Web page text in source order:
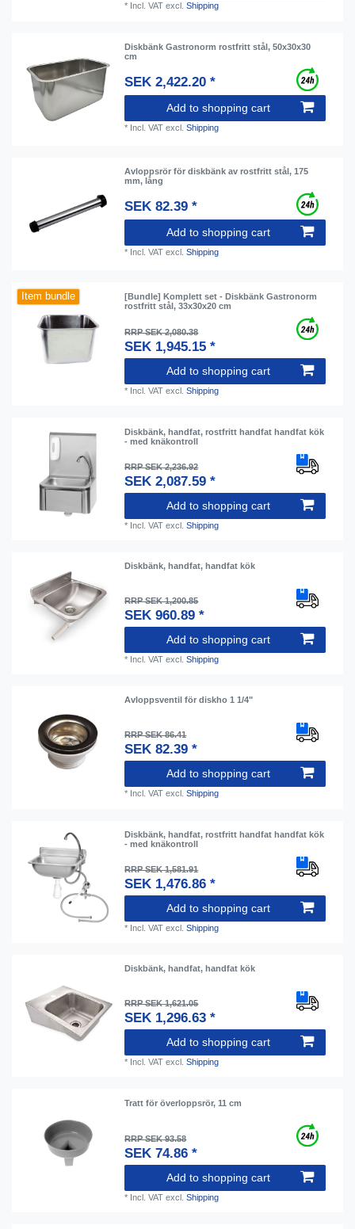
* Incl. VAT excl.Shipping
Diskbänk Gastronorm rostfritt stål, 50x30x30
cm
SEK 2,422.20 *
Add to shopping cart
* Incl. VAT excl.Shipping
Avloppsrör för diskbänk av rostfritt stål, 175
mm, lång
SEK 82.39 *
Add to shopping cart
* Incl. VAT excl.Shipping
Item bundle
[Bundle] Komplett set - Diskbänk Gastronorm
rostfritt stål, 33x30x20 cm
RRP SEK 2,080.38
SEK 1,945.15 *
Add to shopping cart
* Incl. VAT excl.Shipping
Diskbänk, handfat, rostfritt handfat handfat kök
- med knäkontroll
RRP SEK 2,236.92
SEK 2,087.59 *
Add to shopping cart
* Incl. VAT excl.Shipping
Diskbänk, handfat, handfat kök
RRP SEK 1,200.85
SEK 960.89 *
Add to shopping cart
* Incl. VAT excl.Shipping
Avloppsventil för diskho 1 1/4"
RRP SEK 86.41
SEK 82.39 *
Add to shopping cart
* Incl. VAT excl.Shipping
Diskbänk, handfat, rostfritt handfat handfat kök
- med knäkontroll
RRP SEK 1,581.91
SEK 1,476.86 *
Add to shopping cart
* Incl. VAT excl.Shipping
Diskbänk, handfat, handfat kök
RRP SEK 1,621.05
SEK 1,296.63 *
Add to shopping cart
* Incl. VAT excl.Shipping
Tratt för överloppsrör, 11 cm
RRP SEK 93.58
SEK 74.86 *
Add to shopping cart
* Incl. VAT excl.Shipping